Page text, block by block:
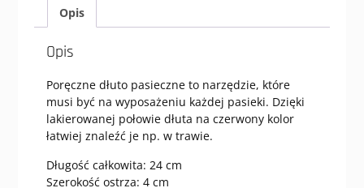
Opis
Opis
Poręczne dłuto pasieczne to narzędzie, które
musi być na wyposażeniu każdej pasieki. Dzięki
lakierowanej połowie dłuta na czerwony kolor
łatwiej znaleźć je np. w trawie.
Długość całkowita: 24 cm
Szerokość ostrza: 4 cm